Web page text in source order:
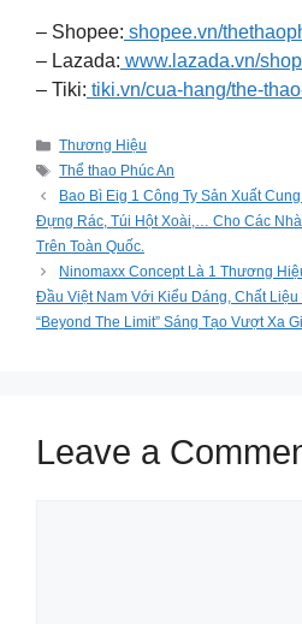
– Shopee: shopee.vn/
– Lazada: www.lazada.vn/
– Tiki: tiki.vn/cua-hang/the-
Categories
Thương Hiệu
Tags
Thể thao Phúc An
Bao Bì Eig 1 Công Ty Sản Xuất
Đựng Rác, Túi Hột Xoài,… Cho Các
Trên Toàn Quốc.
Ninomaxx Concept Là 1 Thương
Đầu Việt Nam Với Kiểu Dáng, Chất
“Beyond The Limit” Sáng Tạo Vượt Xa
Leave a